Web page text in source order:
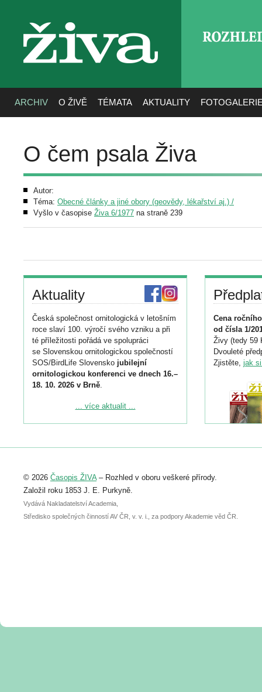
živa
ARCHIV O ŽIVĚ TÉMATA AKTUALITY
O čem psala Živa
Autor:
Téma: Obecné články a jiné obory (geovědy, lékařství aj.) /
Vyšlo v časopise Živa 6/1977 na straně 239
Aktuality
Česká společnost ornitologická v letošním
roce slaví 100. výročí svého vzniku a při
té příležitosti pořádá ve spolupráci
se Slovenskou ornitologickou společností
SOS/BirdLife Slovensko jubilejní
ornitologickou konferenci ve dnech 16.–
18. 10. 2026 v Brně.
Podrobnější informace ke konferenci
Registrovat se můžete do 6. září.
abstraktu přihlášené přednášky nebo
posteru je už 30. června.
... více aktualit ...
Cena
od čísla 1/
Živy (tedy 59
Dvouleté
Zjistěte, jak
© 2026 Časopis ŽIVA– Rozhled v oboru veškeré přírody.
Založil roku 1853 J. E. Purkyně.
Vydává Nakladatelství Academia,
Středisko společných činností AV ČR, v. v. i., za podpory Akademie věd ČR.